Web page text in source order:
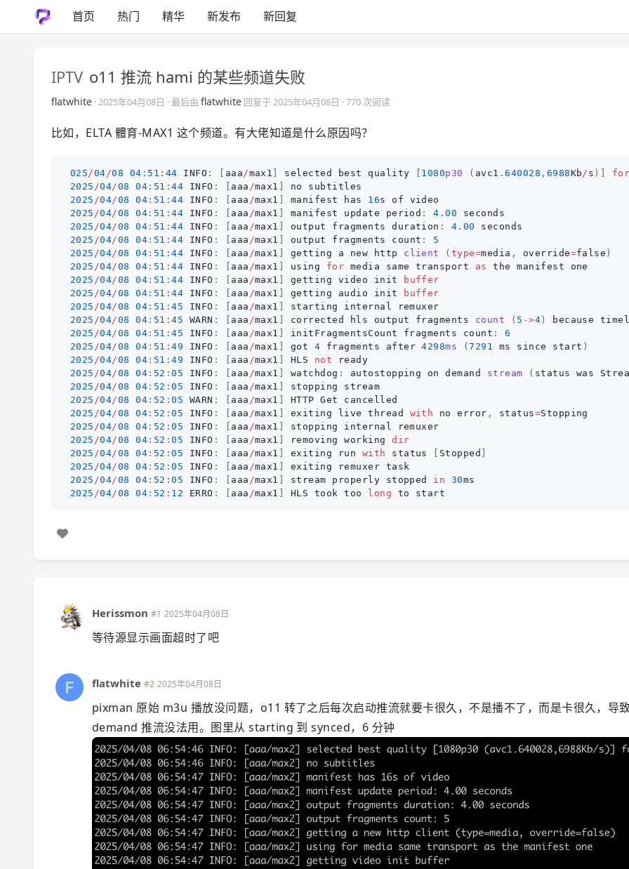
首页 热门 精华 新发布 新回复
IPTV o11 推流 hami 的某些频道失败
flatwhite ·2025年04月08日 · 最后由 flatwhite 回复于2025年04月08日 · 770 次阅读
比如，ELTA 體育-MAX1 这个频道。有大佬知道是什么原因吗？
025/04/08 04 : 51 : 44 INFO : aaa/max1 selected best quality 1080p30 ( avc1 .640028 , 6988Kb/ s )]
2025 /04/08 04 : 51 :44 INFO : aaa /max1 no
subtitles
2025 /04/08 04 : 51 :44 INFO : aaa /max1 manifest has 16s of
video
2025 /04/08 04 : 51 :44 INFO : aaa /max1 manifest update period : 4.00
seconds
2025 /04/08 04 : 51 :44 INFO : aaa /max1 output fragments duration : 4.00
seconds
2025 /04/08 04 : 51 :44 INFO : aaa /max1 output fragments count :
5
2025 /04/08 04 : 51 :44 INFO : aaa /max1 getting a new http client ( type=media , override=false )
2025 /04/08 04 : 51 :44 INFO : aaa /max1 using for media same transport as the manifest
one
2025 /04/08 04 : 51 :44 INFO : aaa /max1 getting video init
buffer
2025 /04/08 04 : 51 :44 INFO : aaa /max1 getting audio init
buffer
2025 /04/08 04 : 51 :45 INFO : aaa /max1 starting internal
remuxer
2025 /04/08 04 : 51 :45 WARN : aaa /max1 corrected hls output fragments count ( 5 ->4 ) because
2025 /04/08 04 : 51 :45 INFO : aaa /max1 initFragmentsCount fragments count :
6
2025 /04/08 04 : 51 :49 INFO : aaa /max1 got 4 fragments after 4298ms (7291 ms since start )
2025 /04/08 04 : 51 :49 INFO : aaa /max1 HLS not
ready
2025 /04/08 04 : 52 :05 INFO : aaa /max1 watchdog : autostopping on demand stream ( status was
2025 /04/08 04 : 52 :05 INFO : aaa /max1 stopping
stream
2025 /04/08 04 : 52 :05 WARN : aaa /max1 HTTP Get
cancelled
2025 /04/08 04 : 52 :05 INFO : aaa /max1 exiting live thread with no error , status=Stopping
2025 /04/08 04 : 52 :05 INFO : aaa /max1 stopping internal
remuxer
2025 /04/08 04 : 52 :05 INFO : aaa /max1 removing working
dir
2025 /04/08 04 : 52 :05 INFO : aaa /max1 exiting run with status Stopped
2025 /04/08 04 : 52 :05 INFO : aaa /max1 exiting remuxer task
2025 /04/08 04 : 52 :05 INFO : aaa /max1 stream properly stopped in 30ms
2025 /04/08 04 : 52 : 12 ERRO : aaa /max1 HLS took too long to start
Herissmon #1 2025年04月08日
等待源显示画面超时了吧
flatwhite #2 2025年04月08日
pixman 原始 m3u 播放没问题，o11 转了之后每次启动推流就要卡很久，不是播不了，而是卡很久，导
demand 推流没法用。图里从 starting 到 synced，6 分钟